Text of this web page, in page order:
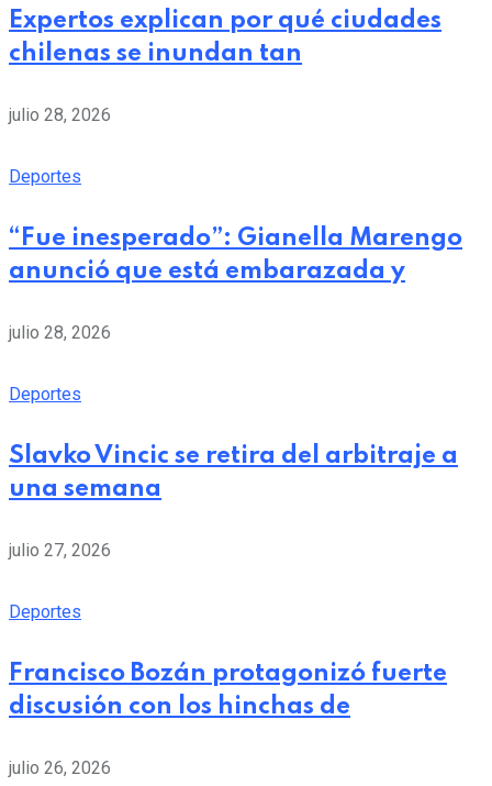
Expertos explican por qué ciudades
chilenas se inundan tan
julio 28, 2026
Deportes
“Fue inesperado”: Gianella Marengo
anunció que está embarazada y
julio 28, 2026
Deportes
Slavko Vincic se retira del arbitraje a
una semana
julio 27, 2026
Deportes
Francisco Bozán protagonizó fuerte
discusión con los hinchas de
julio 26, 2026